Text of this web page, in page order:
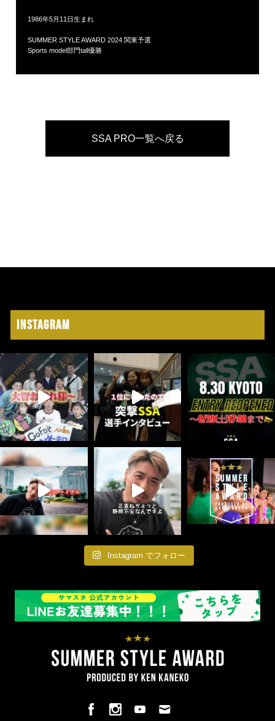
1986年5月11日生まれ
SUMMER STYLE AWARD 2024 関東予選
Sports model部門tall優勝
SSA PRO一覧へ戻る
Instagram
Instagram でフォロー